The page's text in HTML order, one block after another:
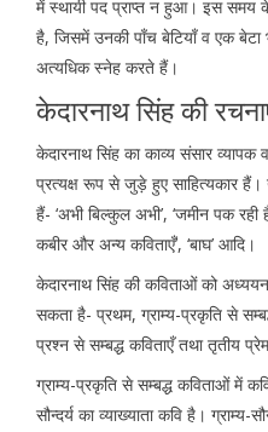
में स्थायी पद प्राप्त न हुआ। इस समय
है, जिसमें उनकी पाँच बेटियाँ व एक
अत्यधिक स्नेह करते हैं।
केदारनाथ सिंह की
केदारनाथ सिंह का काव्य संसार
प्रत्यक्ष रूप से जुड़े हुए साहित्यकार
हैं- ‘अभी बिल्कुल अभी’, ‘जमीन पक रही
कबीर और अन्य कविताएँ’, ‘बाघ’ आदि।
केदारनाथ सिंह की कविताओं को अध्ययन
सकता है- प्रथम, ग्राम्य-प्रकृति से
प्रश्न से सम्बद्ध कविताएँ तथा तृतीय
ग्राम्य-प्रकृति से सम्बद्ध कविताओं में
सौन्दर्य का व्याख्याता कवि है।